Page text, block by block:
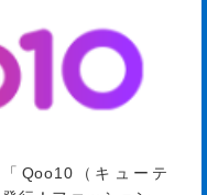
Qoo10（キューテ